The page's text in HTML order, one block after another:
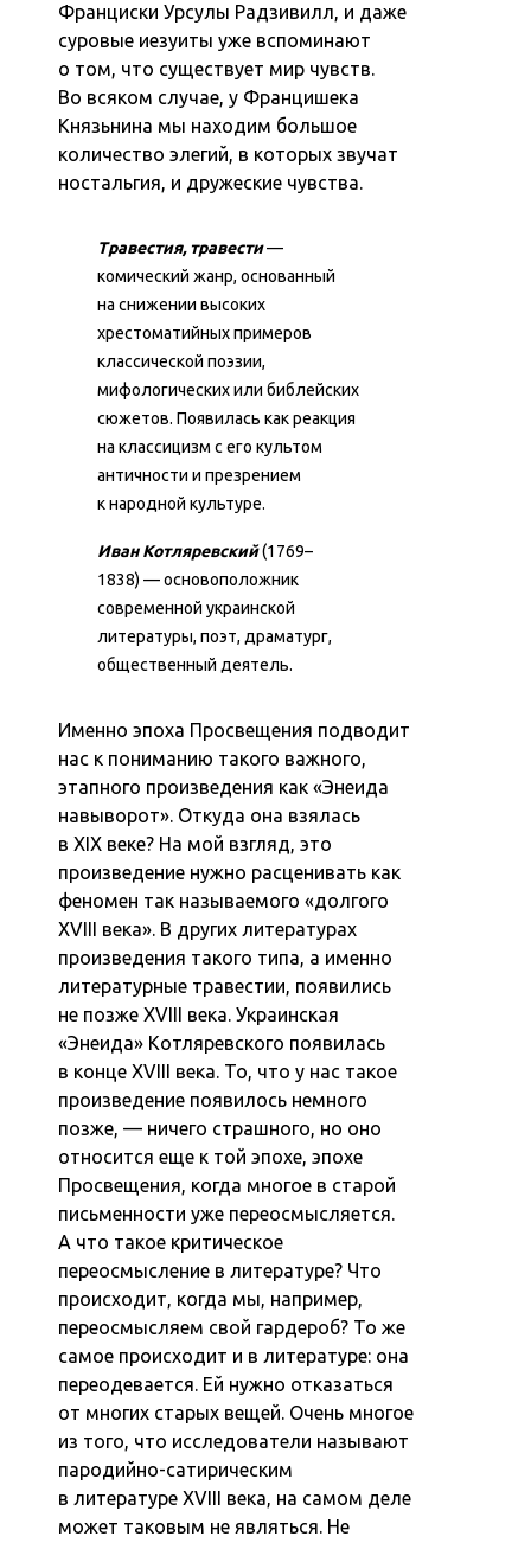
Франциски Урсулы Радзивилл, и даже
суровые иезуиты уже вспоминают
о том, что существует мир чувств.
Во всяком случае, у Францишека
Князьнина мы находим большое
количество элегий, в которых звучат
ностальгия, и дружеские чувства.
Травестия, травести—
комический жанр, основанный
на снижении высоких
хрестоматийных примеров
классической поэзии,
мифологических или библейских
сюжетов. Появилась как реакция
на классицизм с его культом
античности и презрением
к народной культуре.
Иван Котляревский(1769–
1838) — основоположник
современной украинской
литературы, поэт, драматург,
общественный деятель.
Именно эпоха Просвещения подводит
нас к пониманию такого важного,
этапного произведения как «Энеида
навыворот». Откуда она взялась
в XIX веке? На мой взгляд, это
произведение нужно расценивать как
феномен так называемого «долгого
XVIII века». В других литературах
произведения такого типа, а именно
литературные травестии, появились
не позже XVIII века. Украинская
«Энеида» Котляревского появилась
в конце XVIII века. То, что у нас такое
произведение появилось немного
позже, — ничего страшного, но оно
относится еще к той эпохе, эпохе
Просвещения, когда многое в старой
письменности уже переосмысляется.
А что такое критическое
переосмысление в литературе? Что
происходит, когда мы, например,
переосмысляем свой гардероб? То же
самое происходит и в литературе: она
переодевается. Ей нужно отказаться
от многих старых вещей. Очень многое
из того, что исследователи называют
пародийно-сатирическим
в литературе XVIII века, на самом деле
может таковым не являться. Не